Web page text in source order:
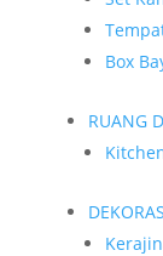
Box
RUANG